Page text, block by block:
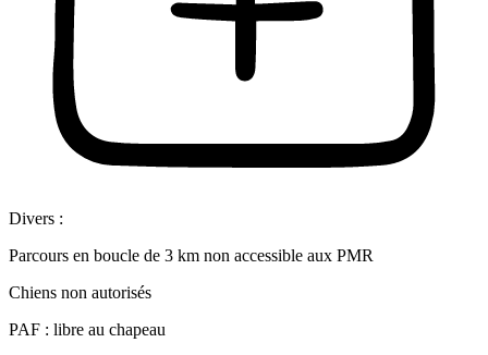
Divers :
Parcours en boucle de 3 km non accessible aux PMR
Chiens non autorisés
PAF : libre au chapeau